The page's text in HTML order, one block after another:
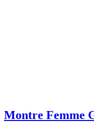
Montre Femme